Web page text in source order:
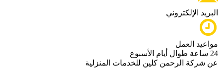
البريد الإلكتروني
مواعيد العمل
24 ساعة طوال أيام الأسبوع
عن شركة الرحمن كلين للخدمات المنزلية